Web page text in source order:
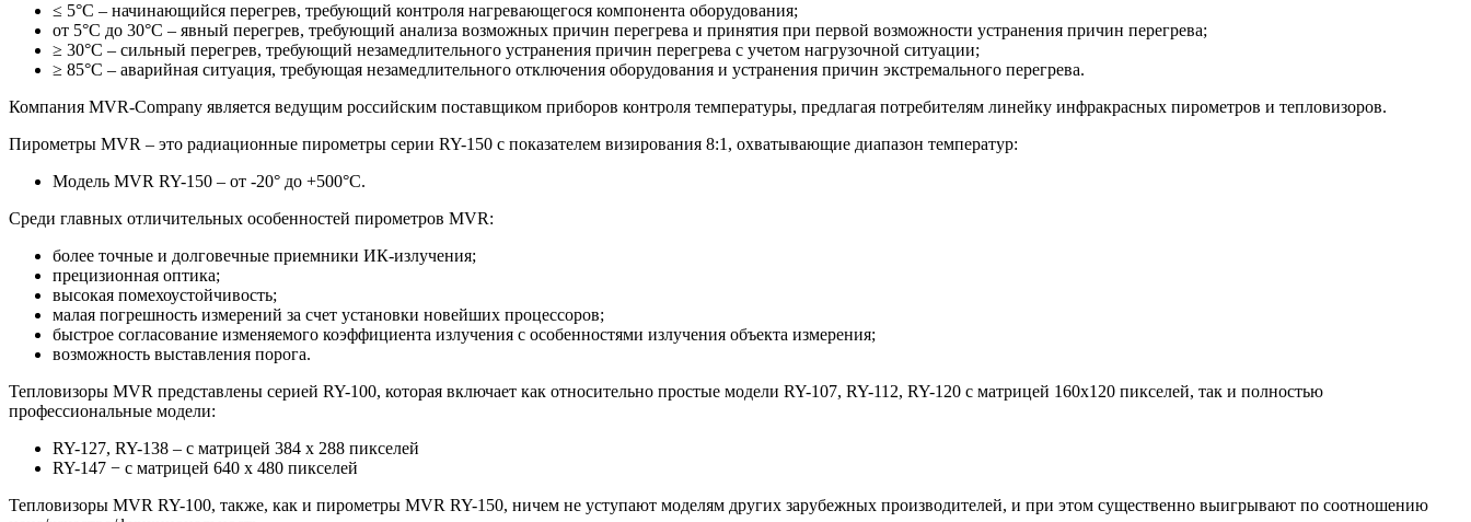
≤ 5°С – начинающийся перегрев, требующий контроля нагревающегося компонента оборудования;
от 5°С до 30°С – явный перегрев, требующий анализа возможных причин перегрева и принятия при первой возможности устранения причин перегрева;
≥ 30°С – сильный перегрев, требующий незамедлительного устранения причин перегрева с учетом нагрузочной ситуации;
≥ 85°С – аварийная ситуация, требующая незамедлительного отключения оборудования и устранения причин экстремального перегрева.
Компания MVR-Company является ведущим российским поставщиком приборов контроля температуры, предлагая потребителям линейку инфракрасных пирометров и тепловизоров.
Пирометры MVR – это радиационные пирометры серии RY-150 с показателем визирования 8:1, охватывающие диапазон температур:
Модель MVR RY-150 – от -20° до +500°C.
Среди главных отличительных особенностей пирометров MVR:
более точные и долговечные приемники ИК-излучения;
прецизионная оптика;
высокая помехоустойчивость;
малая погрешность измерений за счет установки новейших процессоров;
быстрое согласование изменяемого коэффициента излучения с особенностями излучения объекта измерения;
возможность выставления порога.
Тепловизоры MVR представлены серией RY-100, которая включает как относительно простые модели RY-107, RY-112, RY-120 с матрицей 160х120 пикселей, так и полностью
профессиональные модели:
RY-127, RY-138 – с матрицей 384 х 288 пикселей
RY-147 − с матрицей 640 х 480 пикселей
Тепловизоры MVR RY-100, также, как и пирометры MVR RY-150, ничем не уступают моделям других зарубежных производителей, и при этом существенно выигрывают по соотношению